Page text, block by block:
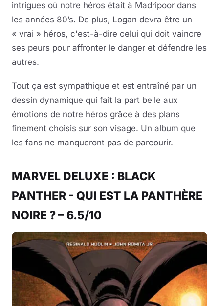
intrigues où notre héros était à Madripoor dans
les années 80’s. De plus, Logan devra être un
« vrai » héros, c'est-à-dire celui qui doit vaincre
ses peurs pour affronter le danger et défendre les
autres.
Tout ça est sympathique et est entraîné par un
dessin dynamique qui fait la part belle aux
émotions de notre héros grâce à des plans
finement choisis sur son visage. Un album que
les fans ne manqueront pas de parcourir.
MARVEL DELUXE : BLACK
PANTHER - QUI EST LA PANTHÈRE
NOIRE ? – 6.5/10